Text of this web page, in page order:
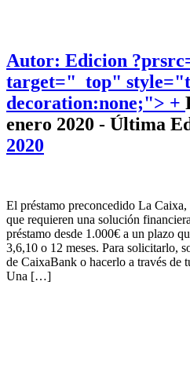
Autor: Edicion
target="_top"
decoration:none;"> +
enero 2020 - Última
2020
El préstamo preconcedido La Caixa,
que requieren una solución
préstamo desde 1.000€ a un plazo
3,6,10 o 12 meses. Para solicitarlo,
de CaixaBank o hacerlo a través de
Una […]